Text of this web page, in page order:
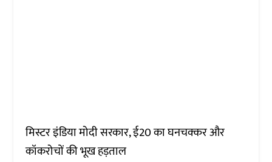
मिस्टर इंडिया मोदी सरकार, ई20 का घनचक्कर और
कॉकरोचों की भूख हड़ताल